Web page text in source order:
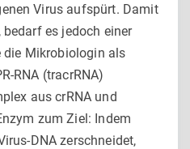
Virus aufspürt. Damit
es jedoch einer
die Mikrobiologin als
RNA (tracrRNA)
aus crRNA und
zum Ziel: Indem
DNA zerschneidet,